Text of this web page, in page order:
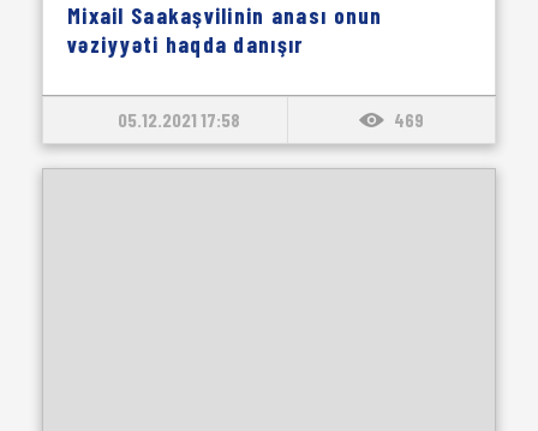
Mixail Saakaşvilinin anası onun
vəziyyəti haqda danışır
05.12.2021 17:58 469